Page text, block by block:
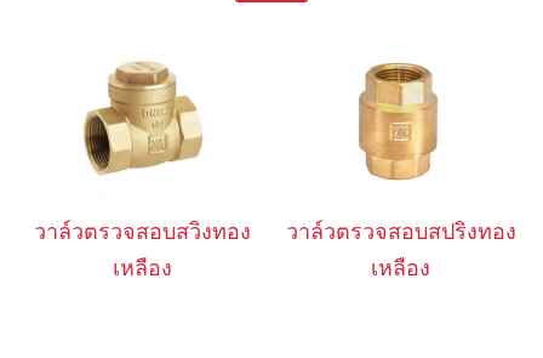
วาล์วตรวจสอบสวิงทอง
เหลือง
วาล์วตรวจสอบสปริงทอง
เหลือง